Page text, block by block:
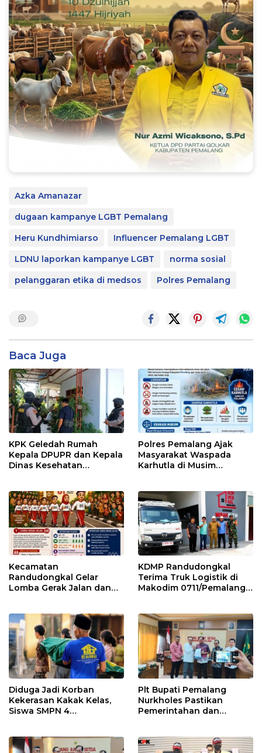
Azka Amanazar
dugaan kampanye LGBT Pemalang
Heru Kundhimiarso
Influencer Pemalang LGBT
LDNU laporkan kampanye LGBT
norma sosial
pelanggaran etika di medsos
Polres Pemalang
Baca Juga
KPK Geledah Rumah
Kepala DPUPR dan Kepala
Dinas Kesehatan
Polres Pemalang Ajak
Masyarakat Waspada
Karhutla di Musim
Kecamatan
Randudongkal Gelar
Lomba Gerak Jalan dan
KDMP Randudongkal
Terima Truk Logistik di
Makodim 0711/Pemalang
Diduga Jadi Korban
Kekerasan Kakak Kelas,
Siswa SMPN 4
Plt Bupati Pemalang
Nurkholes Pastikan
Pemerintahan dan